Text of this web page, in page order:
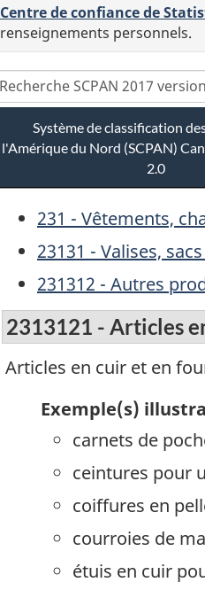
Centre de confiance de
renseignements personnels.
Système de classification
l'Amérique du Nord (SCPAN)
2.0
231 - Vêtements,
23131 - Valises,
231312 - Autres
2313121 - Articles
Articles en cuir et en
Exemple(s)
carnets de
ceintures pour
coiffures en
courroies de
étuis en cuir